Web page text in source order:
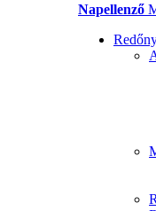
Napellenző